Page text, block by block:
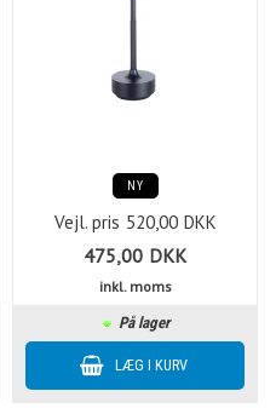
NY
Vejl. pris 520,00 DKK
475,00 DKK
inkl. moms
På lager